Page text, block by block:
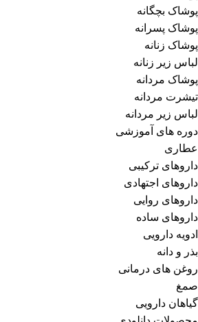
پوشاک بچگانه
پوشاک پسرانه
پوشاک زنانه
لباس زیر زنانه
پوشاک مردانه
تیشرت مردانه
لباس زیر مردانه
دوره های آموزشی
عطاری
داروهای ترکیبی
داروهای اجتهادی
داروهای روایی
داروهای ساده
ادویه دارویی
بذر و دانه
روغن های درمانی
صمغ
گیاهان دارویی